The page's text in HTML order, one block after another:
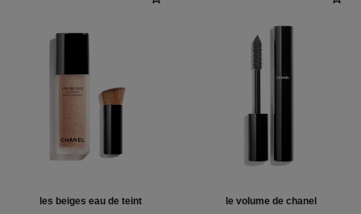
les beiges eau de teint le volume de chanel